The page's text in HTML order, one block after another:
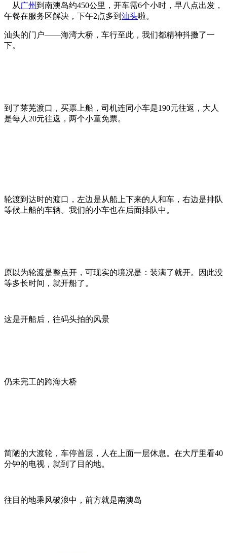
从 广州到南澳岛约450公里，开车需6个小时，早八点出发，
午餐在服务区解决，下午2点多到 汕头啦。
汕头的门户——海湾大桥，车行至此，我们都精神抖擞了一
下。
到了莱芜渡口，买票上船，司机连同小车是190元往返，大人
是每人 20元往返，两个小童免票。
轮渡到达时的渡口，左边是从船上下来的人和车，右边是排队
等候上船的车辆。我们的小车也在后面排队中。
原以为轮渡是整点开，可现实的境况是：装满了就开。因此没
等多长时间，就开船了。
这是开船后，往码头拍的风景
仍未完工的跨海大桥
简陋的大渡轮，车停首层，人在上面一层休息。在大厅里看40
分钟的电视，就到了目的地。
往目的地乘风破浪中，前方就是南澳岛